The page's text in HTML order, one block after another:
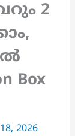
2
Box
2026